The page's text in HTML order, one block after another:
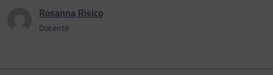
Rosanna Risico
Docente